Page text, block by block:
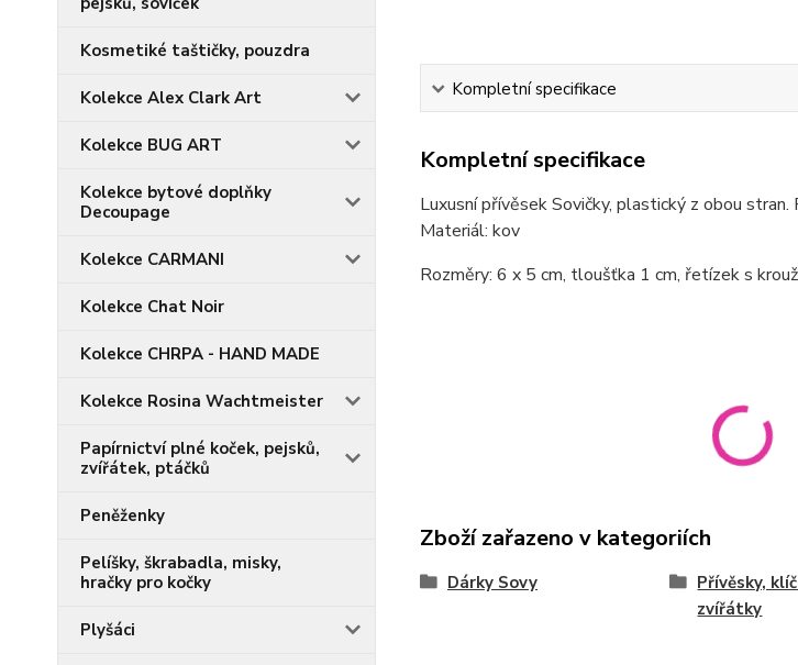
Kosmetiké taštičky, pouzdra
Kolekce Alex Clark Art
Kolekce BUG ART
Kolekce bytové doplňky
Decoupage
Kolekce CARMANI
Kolekce Chat Noir
Kolekce CHRPA - HAND MADE
Kolekce Rosina Wachtmeister
Papírnictví plné koček, pejsků,
zvířátek, ptáčků
Peněženky
Pelíšky, škrabadla, misky,
hračky pro kočky
Plyšáci
Kompletní specifikace
Kompletní specifikace
Luxusní přívěsek Sovičky, plastický z obou stran.
Materiál: kov
Rozměry: 6 x 5 cm, tloušťka 1 cm, řetízek s
Zboží zařazeno v kategoriích
Dárky Sovy
Přívěsky,
zvířátky